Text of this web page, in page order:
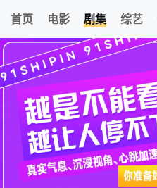
首页 电影 剧集 综艺
我的观影记录
金昭玉醉
清空